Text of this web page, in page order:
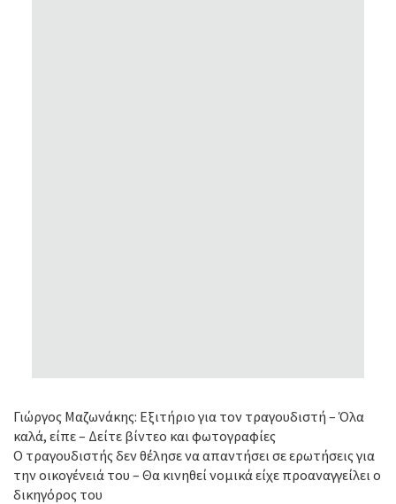
Γιώργος Μαζωνάκης: Εξιτήριο για τον τραγουδιστή – Όλα
καλά, είπε – Δείτε βίντεο και φωτογραφίες
Ο τραγουδιστής δεν θέλησε να απαντήσει σε ερωτήσεις για
την οικογένειά του – Θα κινηθεί νομικά είχε προαναγγείλει ο
δικηγόρος του